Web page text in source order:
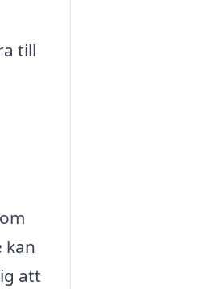
till
kan
att